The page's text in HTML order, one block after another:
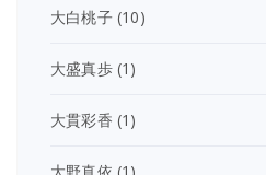
大白桃子(10)
大盛真歩(1)
大貫彩香 (1)